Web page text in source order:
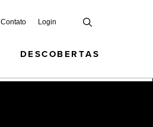
Contato Login
DESCOBERTAS